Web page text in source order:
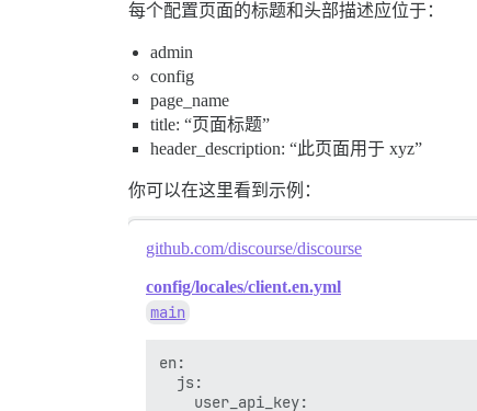
每个配置页面的标题和头部描述应位于：
admin
config
page_name
title: “页面标题”
header_description: “此页面用于 xyz”
你可以在这里看到示例：
github.com/discourse/discourse
config/locales/client.en.yml
main
en:
  js:
    user_api_key: